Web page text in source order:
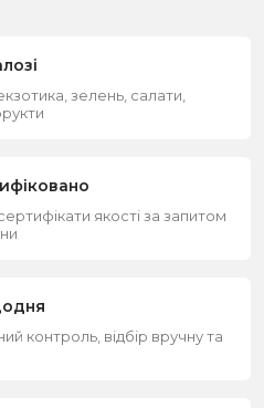
зелень, салати,
якості за запитом
контроль, відбір вручну та